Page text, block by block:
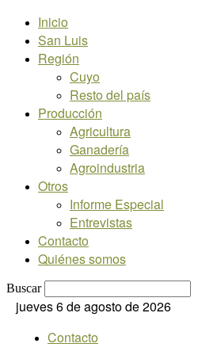
Inicio
San Luis
Región
Cuyo
Resto del país
Producción
Agricultura
Ganadería
Agroindustria
Otros
Informe Especial
Entrevistas
Contacto
Quiénes somos
Buscar
jueves 6 de agosto de 2026
Contacto